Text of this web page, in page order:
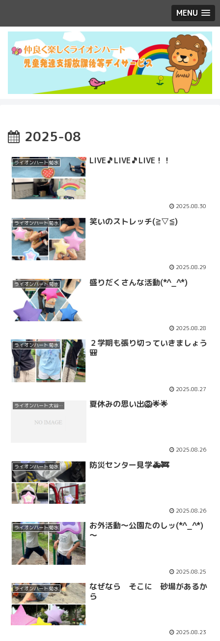
MENU
2025-08
ライオンハート菊水 LIVE🎵LIVE🎵LIVE！！
2025.08.30
ライオンハート菊水 笑いのストレッチ(≧▽≦)
2025.08.29
ライオンハート菊水 盛りだくさんな活動(*^_^*)
2025.08.28
ライオンハート菊水
２学期も張り切っていきましょう
🎒
2025.08.27
ライオンハート大谷地 夏休みの思い出🦁🌟🌟
2025.08.26
ライオンハート菊水 防災センター見学🚑🚒
2025.08.26
ライオンハート菊水
お外活動～公園たのしッ(*^_^*)
～
2025.08.25
ライオンハート菊水
なぜなら そこに 砂場があるか
ら
2025.08.23